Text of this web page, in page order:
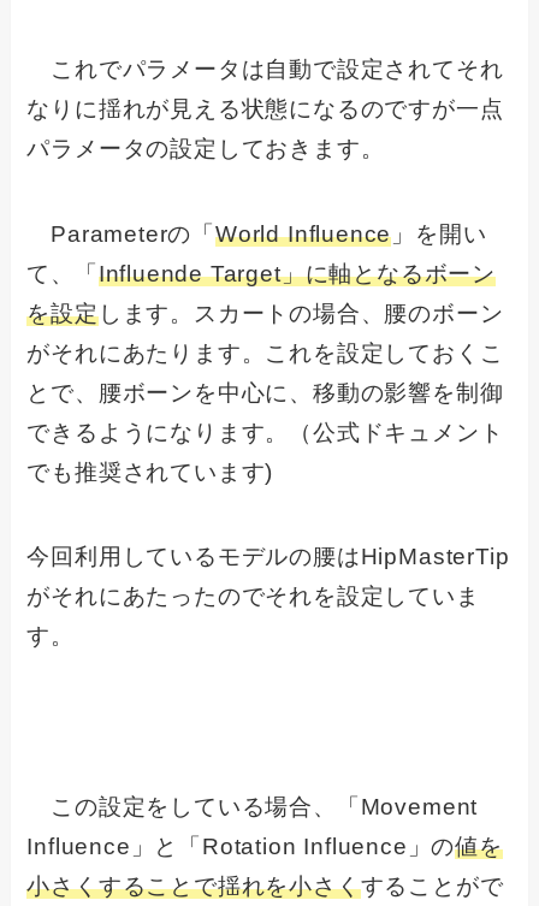
これでパラメータは自動で設定されてそれ
なりに揺れが見える状態になるのですが一点
パラメータの設定しておきます。
Parameterの「World Influence 」を開い
て、「 Influende Target」に軸となるボーン
を設定します。スカートの場合、腰のボーン
がそれにあたります。これを設定しておくこ
とで、腰ボーンを中心に、移動の影響を制御
できるようになります。（公式ドキュメント
でも推奨されています)
今回利用しているモデルの腰はHipMasterTip
がそれにあたったのでそれを設定していま
す。
この設定をしている場合、「Movement
Influence」と「Rotation Influence」の値を
小さくすることで揺れを小さくすることがで